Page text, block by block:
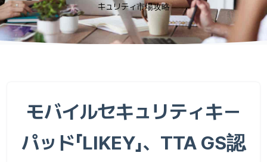
キュリティ市場攻略
モバイルセキュリティキー
パッド「LIKEY」、TTA GS認